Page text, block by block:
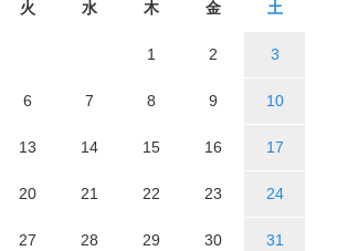
火 水 木 金 土
1 2 3
6 7 8 9 10
13 14 15 16 17
20 21 22 23 24
27 28 29 30 31